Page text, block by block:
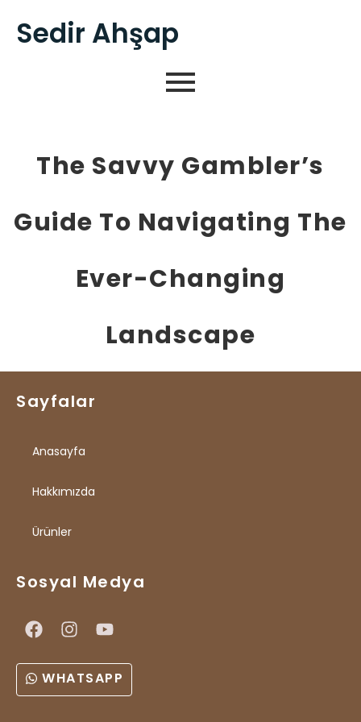
Sedir Ahşap
The Savvy Gambler’s
Guide To Navigating The
Ever-Changing
Landscape
Sayfalar
Anasayfa
Hakkımızda
Ürünler
Sosyal Medya
WHATSAPP